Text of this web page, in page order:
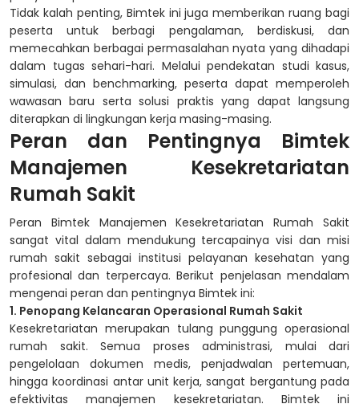
Tidak kalah penting, Bimtek ini juga memberikan ruang bagi
peserta untuk berbagi pengalaman, berdiskusi, dan
memecahkan berbagai permasalahan nyata yang dihadapi
dalam tugas sehari-hari. Melalui pendekatan studi kasus,
simulasi, dan benchmarking, peserta dapat memperoleh
wawasan baru serta solusi praktis yang dapat langsung
diterapkan di lingkungan kerja masing-masing.
Peran dan Pentingnya Bimtek
Manajemen Kesekretariatan
Rumah Sakit
Peran Bimtek Manajemen Kesekretariatan Rumah Sakit
sangat vital dalam mendukung tercapainya visi dan misi
rumah sakit sebagai institusi pelayanan kesehatan yang
profesional dan terpercaya. Berikut penjelasan mendalam
mengenai peran dan pentingnya Bimtek ini:
1. Penopang Kelancaran Operasional Rumah Sakit
Kesekretariatan merupakan tulang punggung operasional
rumah sakit. Semua proses administrasi, mulai dari
pengelolaan dokumen medis, penjadwalan pertemuan,
hingga koordinasi antar unit kerja, sangat bergantung pada
efektivitas manajemen kesekretariatan.
Bimtek ini